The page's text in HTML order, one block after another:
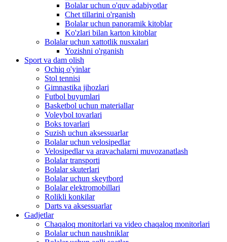
Bolalar uchun o'quv adabiyotlar
Chet tillarini o'rganish
Bolalar uchun panoramik kitoblar
Ko'zlari bilan karton kitoblar
Bolalar uchun xattotlik nusxalari
Yozishni o'rganish
Sport va dam olish
Ochiq o'yinlar
Stol tennisi
Gimnastika jihozlari
Futbol buyumlari
Basketbol uchun materiallar
Voleybol tovarlari
Boks tovarlari
Suzish uchun aksessuarlar
Bolalar uchun velosipedlar
Velosipedlar va aravachalarni muvozanatlash
Bolalar transporti
Bolalar skuterlari
Bolalar uchun skeytbord
Bolalar elektromobillari
Rolikli konkilar
Darts va aksessuarlar
Gadjetlar
Chaqaloq monitorlari va video chaqaloq monitorlari
Bolalar uchun naushniklar